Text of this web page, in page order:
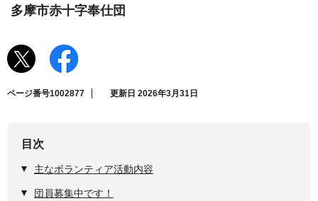
多摩市赤十字奉仕団
ページ番号1002877 更新日 2026年3月31日
目次
主なボランティア活動内容
団員募集中です！